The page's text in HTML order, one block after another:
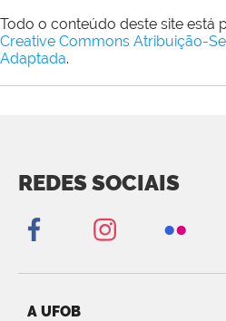
Todo o conteúdo deste site está
Creative Commons Atribuição-
Adaptada.
REDES SOCIAIS
A UFOB